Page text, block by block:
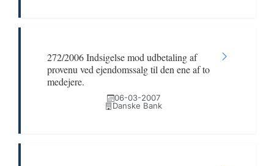
272/2006 Indsigelse mod udbetaling af
provenu ved ejendomssalg til den ene af to
medejere.
06-03-2007
Danske Bank